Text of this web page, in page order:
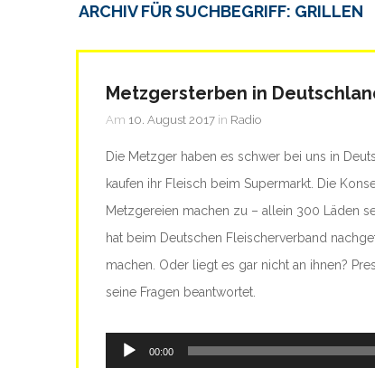
ARCHIV FÜR SUCHBEGRIFF: GRILLEN
Metzgersterben in
Am 10. August 2017 in Radio
Die Metzger haben es schwer bei uns in
kaufen ihr Fleisch beim Supermarkt. Die
Metzgereien machen zu – allein 300 Läden
hat beim Deutschen Fleischerverband
machen. Oder liegt es gar nicht an ihnen?
seine Fragen beantwortet.
Audio-
00:00